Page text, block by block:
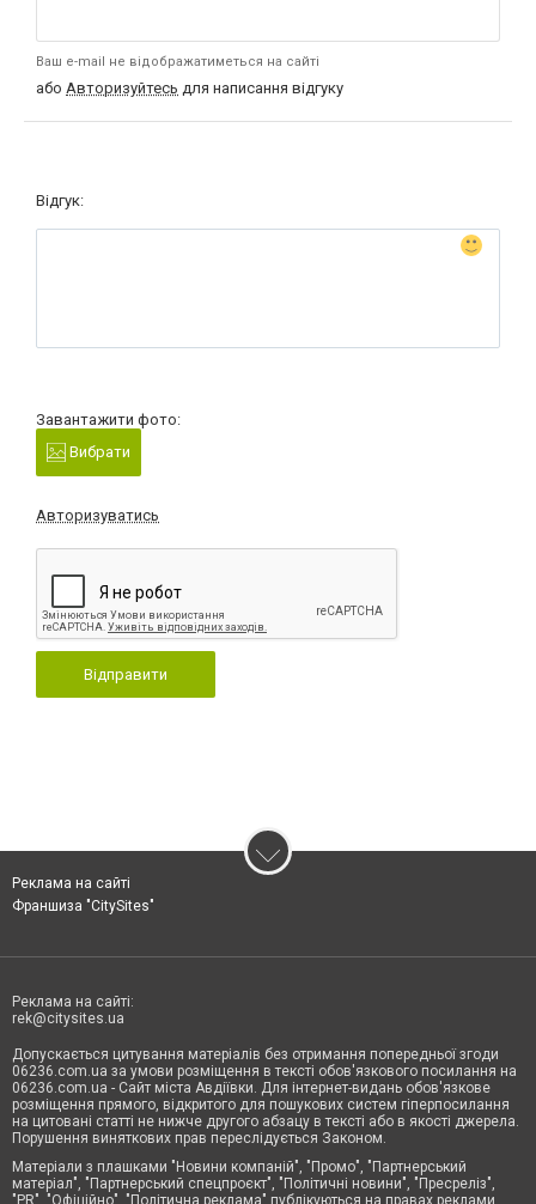
Ваш e-mail не відображатиметься на сайті
або Авторизуйтесь для написання відгуку
Відгук:
Завантажити фото:
Вибрати
Авторизуватись
Відправити
Реклама на сайті
Франшиза "CitySites"
Реклама на сайті:
rek@citysites.ua
Допускається цитування матеріалів без отримання попередньої згоди
06236.com.ua за умови розміщення в тексті обов'язкового посилання на
06236.com.ua - Сайт міста Авдіївки. Для інтернет-видань обов'язкове
розміщення прямого, відкритого для пошукових систем гіперпосилання
на цитовані статті не нижче другого абзацу в тексті або в якості джерела.
Порушення виняткових прав переслідується Законом.
Матеріали з плашками "Новини компаній", "Промо", "Партнерський
матеріал", "Партнерський спецпроєкт", "Політичні новини", "Пресреліз",